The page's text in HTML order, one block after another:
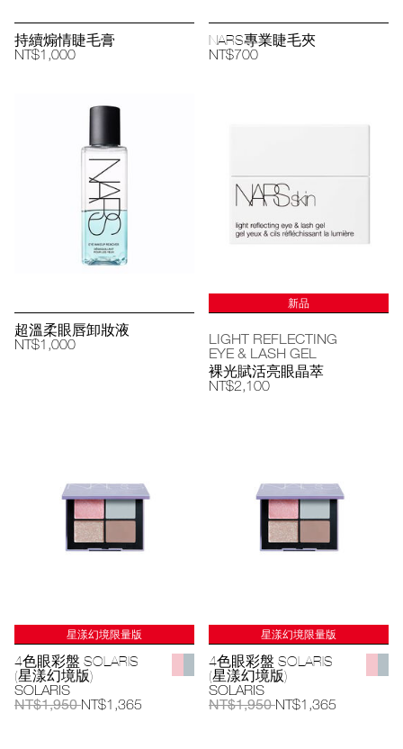
持續煽情睫毛膏
NT$1,000
NARS專業睫毛夾
NT$700
超溫柔眼唇卸妝液
NT$1,000
新品
LIGHT REFLECTING
EYE & LASH GEL
裸光賦活亮眼晶萃
NT$2,100
星漾幻境限量版
4色眼彩盤 SOLARIS
(星漾幻境版)
SOLARIS
NT$1,950NT$1,365
星漾幻境限量版
4色眼彩盤 SOLARIS
(星漾幻境版)
SOLARIS
NT$1,950NT$1,365